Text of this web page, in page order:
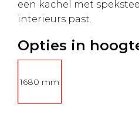
een kachel met
interieurs past.
Opties in
1680 mm